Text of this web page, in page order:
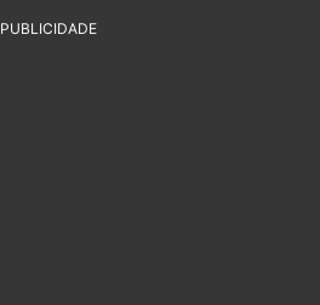
PUBLICIDADE